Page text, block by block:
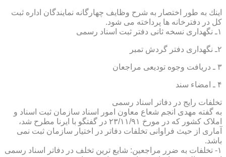
اینك به طور اختصار به شرح وظایف چهارگانه نمایندگان اداره ثبت
كل در دفترخانه ها پرداخته می شود.
۱ـ نگهداری نسخه ثانی دفتر ثبت اسناد رسمی
۲ـ نگهداری دفتر گردش تمبر
۳ ـ دریافت وجوه تودیعی مراجعان
۴ ـ امضاء سند
تخلفات رایج در دفاتر اسناد رسمی
به گفته مهدی انجم شعاع معاون امور اسناد سازمان ثبت اسناد و
املاک کشور که در مورخ ۲۳/۱۱/۹۱ در گفتگو با ایرنا مطرح شد،
آماری از حیث فراوانی تخلفات دفاتر در اختیار سازمان ثبت نمی
باشد.
۱- تخلفات به ضرر مراجعین: شایع ترین تخلف در دفاتر اسناد رسمی